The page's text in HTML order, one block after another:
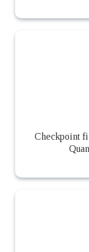
Checkpoint